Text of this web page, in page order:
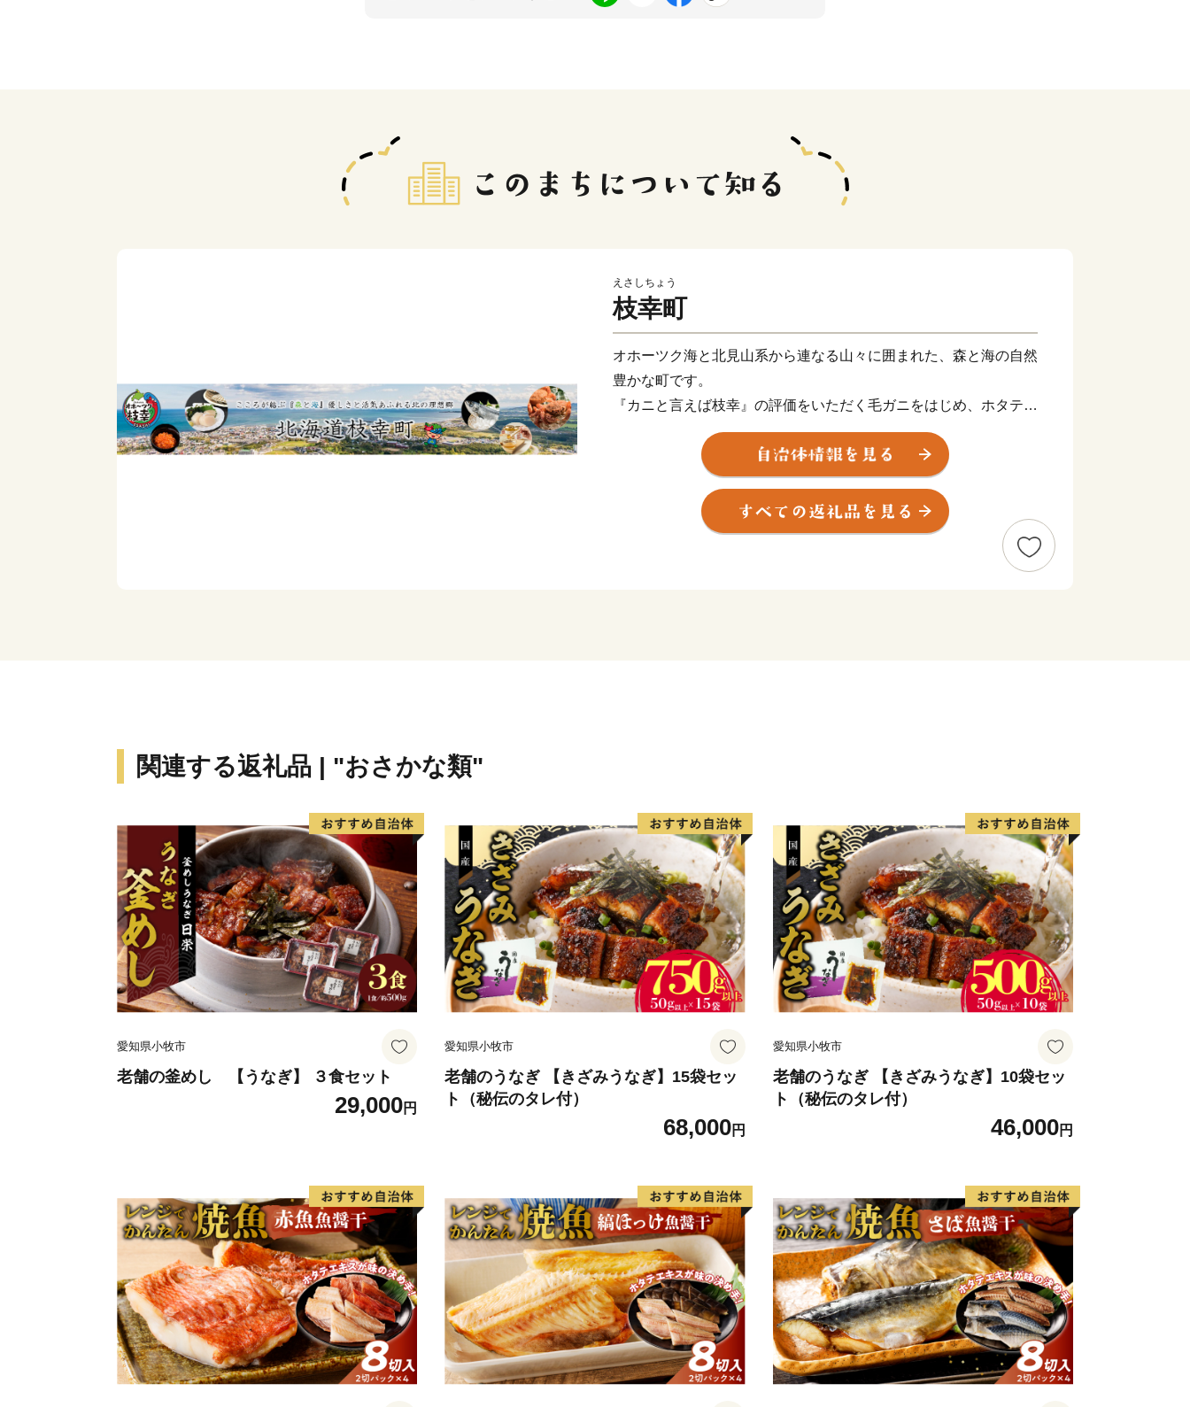
えさしちょう
枝幸町
オホーツク海と北見山系から連なる山々に囲まれた、森と海の自然
豊かな町です。
『カニと言えば枝幸』の評価をいただく毛ガニをはじめ、ホタテや
鮭などの海の幸、はちみつや山菜などの山の幸に恵まれています。
また、カニの町枝幸が作った毛がにの食べ方講座『毛ガニ道場』を
テキスト、動画でご用意しています。枝幸町ホームページでぜひご
1. オンラインで申請する（推奨・最短1分）
スマートフォンアプリ「IAM（アイアム）」を利用し、マイナン
バーカードをかざすだけで、紙の提出や切手不要で即座に申請が完
了します。
2. ご自身でダウンロードして郵送する
「ふるまど」等のサイトより申請書をダウンロード・印刷し、添
付書類を同封の上、自治体へ郵送してください。
※ご自宅にプリンター等の印刷環境がなく、紙の申請書の郵送を希
第、記載されている案内窓口までお申し付けください。
関連する返礼品 | "おさかな類"
愛知県小牧市
老舗の釜めし 【うなぎ】 ３食セット
29,000円
愛知県小牧市
老舗のうなぎ 【きざみうなぎ】15袋セッ
ト（秘伝のタレ付）
68,000円
愛知県小牧市
老舗のうなぎ 【きざみうなぎ】10袋セッ
ト（秘伝のタレ付）
46,000円